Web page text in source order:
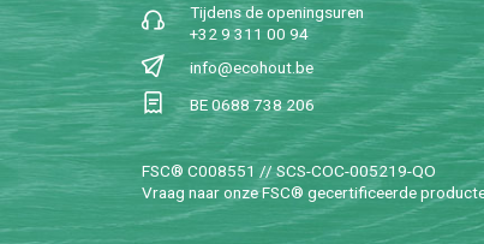
Tij­dens de ope­nings­uren
+32 9 311 00 94
info@​ecohout.​be
BE 0688 738 206
FSC® C008551 // SCS-COC-005219-QO
Vraag naar onze FSC® ge­cer­ti­fi­ceer­de